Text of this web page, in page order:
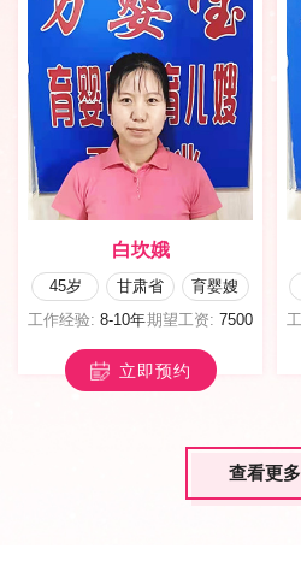
白坎娥
45岁 甘肃省
育婴嫂
工作经验:8-10年期望工资: 7500
立即预约
查看更多